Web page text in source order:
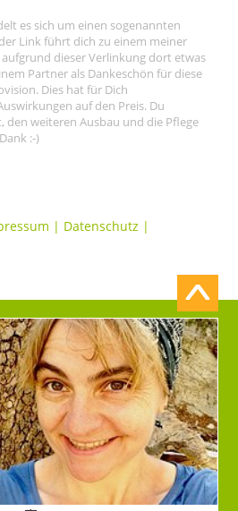
es sich um einen sogenannten
Link führt dich zu einem meiner
dieser Verlinkung dort etwas
Partner als Dankeschön für diese
Dies hat für Dich
auf den Preis. Du
weiteren Ausbau und die Pflege
:-)
| Datenschutz |